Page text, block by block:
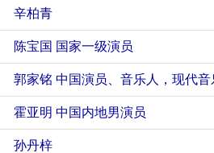
辛柏青
陈宝国 国家一级演员
郭家铭 中国演员、音乐人，现代音
霍亚明 中国内地男演员
孙丹梓